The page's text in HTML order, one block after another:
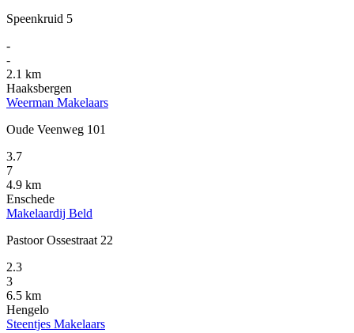
Speenkruid 5
-
-
2.1 km
Haaksbergen
Weerman Makelaars
Oude Veenweg 101
3.7
7
4.9 km
Enschede
Makelaardij Beld
Pastoor Ossestraat 22
2.3
3
6.5 km
Hengelo
Steentjes Makelaars